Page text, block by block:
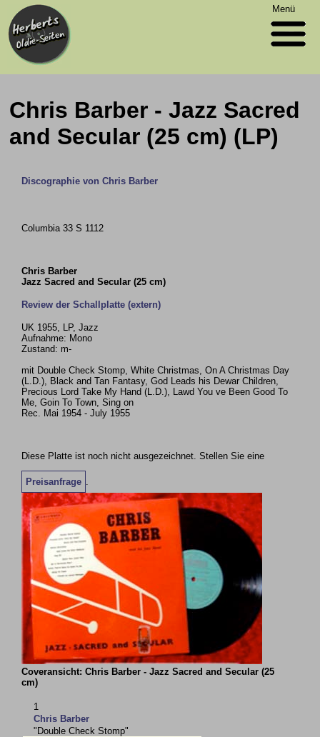
Menü
Chris Barber - Jazz Sacred
and Secular (25 cm) (LP)
Discographie von Chris Barber
Columbia 33 S 1112
Chris Barber
Jazz Sacred and Secular (25 cm)
Review der Schallplatte (extern)
UK 1955, LP, Jazz
Aufnahme: Mono
Zustand: m-
mit Double Check Stomp, White Christmas, On A Christmas Day
(L.D.), Black and Tan Fantasy, God Leads his Dewar Children,
Precious Lord Take My Hand (L.D.), Lawd You ve Been Good To
Me, Goin To Town, Sing on
Rec. Mai 1954 - July 1955
Diese Platte ist noch nicht ausgezeichnet. Stellen Sie eine
Preisanfrage
Coveransicht: Chris Barber - Jazz Sacred and Secular (25
cm)
1
Chris Barber
"Double Check Stomp"